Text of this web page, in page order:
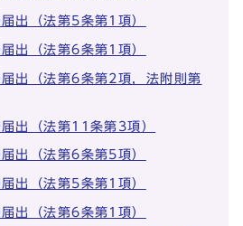
出（法第5条第1項）
出（法第6条第1項）
出（法第6条第2項，法附則第
出（法第11条第3項）
出（法第6条第5項）
出（法第5条第1項）
出（法第6条第1項）